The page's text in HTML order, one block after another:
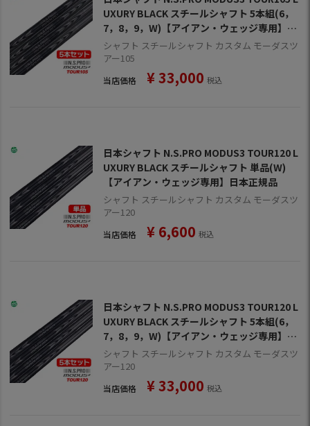
UXURY BLACK スチールシャフト 5本組(6，
7，8，9，W)【アイアン・ウェッジ専用】日
本正規品
シャフト スチールシャフト カスタム モーダスツ
アー105
当店価格 ¥33,000 税込
日本シャフト N.S.PRO MODUS3 TOUR120 L
UXURY BLACK スチールシャフト 単品(W)
【アイアン・ウェッジ専用】日本正規品
シャフト スチールシャフト カスタム モーダスツ
アー120
当店価格 ¥ 6,600 税込
日本シャフト N.S.PRO MODUS3 TOUR120 L
UXURY BLACK スチールシャフト 5本組(6，
7，8，9，W)【アイアン・ウェッジ専用】日
本正規品
シャフト スチールシャフト カスタム モーダスツ
アー120
当店価格 ¥33,000 税込